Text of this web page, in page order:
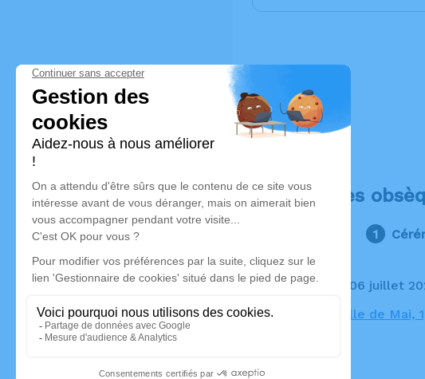
Déroulé des
Le mardi 06 juillet
Église Belle de Mai,